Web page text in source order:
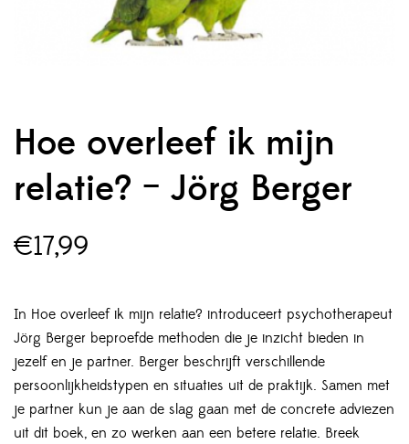
Hoe overleef ik mijn
relatie? – Jörg Berger
€17,99
In Hoe overleef ik mijn relatie? introduceert psychotherapeut
Jörg Berger beproefde methoden die je inzicht bieden in
jezelf en je partner. Berger beschrijft verschillende
persoonlijkheidstypen en situaties uit de praktijk. Samen met
je partner kun je aan de slag gaan met de concrete adviezen
uit dit boek, en zo werken aan een betere relatie. Breek